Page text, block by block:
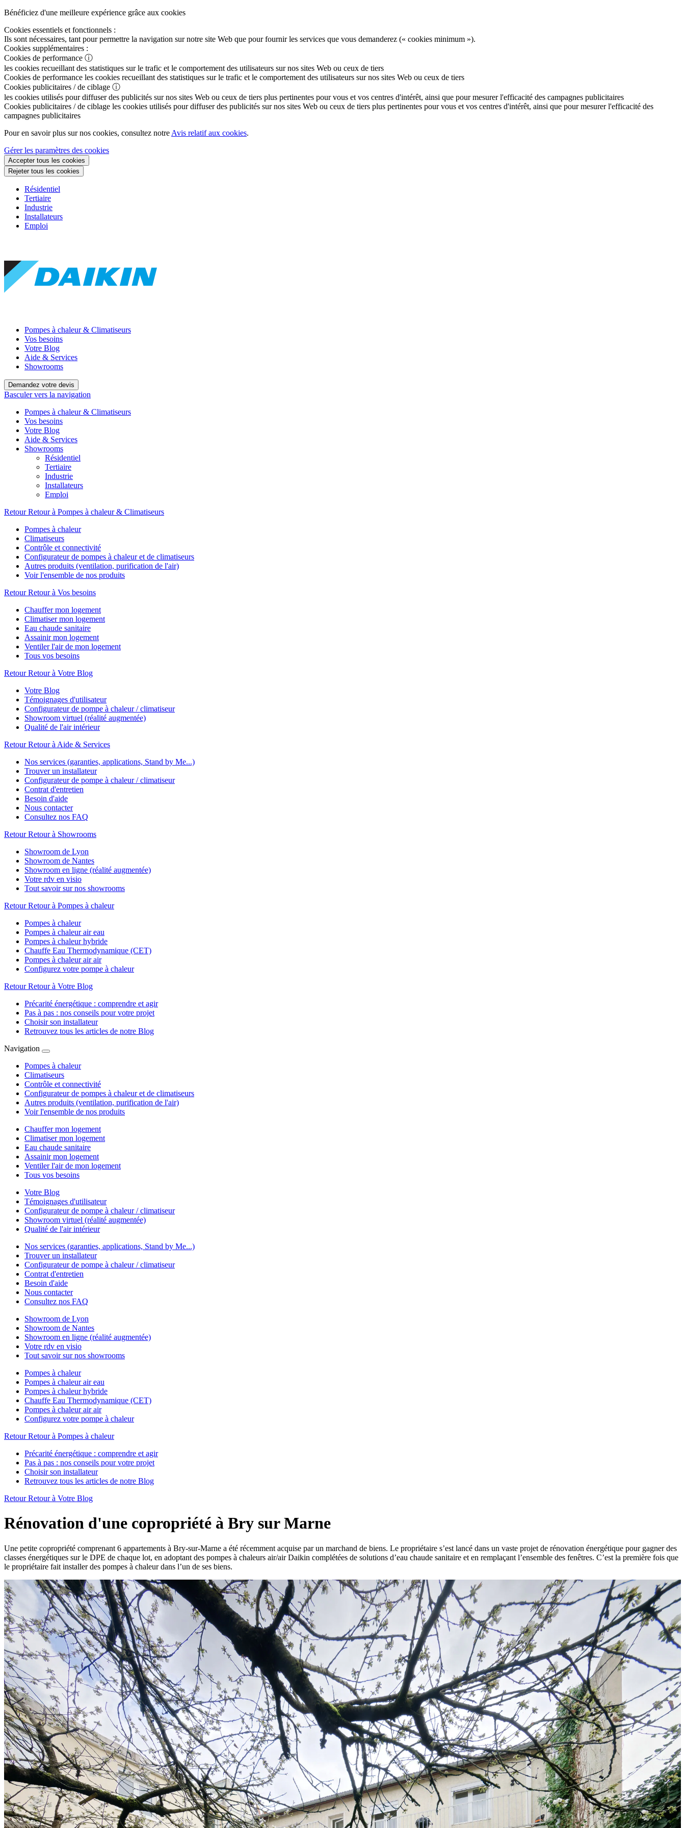
Bénéficiez d'une meilleure expérience grâce aux cookies
Cookies essentiels et fonctionnels :
Ils sont nécessaires, tant pour permettre la navigation sur notre site Web que pour fournir les services que vous demanderez (« cookies minimum »).
Cookies supplémentaires :
Cookies de performance ⓘ
les cookies recueillant des statistiques sur le trafic et le comportement des utilisateurs sur nos sites Web ou ceux de tiers
Cookies de performance les cookies recueillant des statistiques sur le trafic et le comportement des utilisateurs sur nos sites Web ou ceux de tiers
Cookies publicitaires / de ciblage ⓘ
les cookies utilisés pour diffuser des publicités sur nos sites Web ou ceux de tiers plus pertinentes pour vous et vos centres d'intérêt, ainsi que pour mesurer l'efficacité des campagnes publicitaires
Cookies publicitaires / de ciblage les cookies utilisés pour diffuser des publicités sur nos sites Web ou ceux de tiers plus pertinentes pour vous et vos centres d'intérêt, ainsi que pour mesurer l'efficacité des
campagnes publicitaires
Pour en savoir plus sur nos cookies, consultez notre Avis relatif aux cookies.
Gérer les paramètres des cookies
Accepter tous les cookies
Rejeter tous les cookies
Résidentiel
Tertiaire
Industrie
Installateurs
Emploi
Pompes à chaleur & Climatiseurs
Vos besoins
Votre Blog
Aide & Services
Showrooms
Demandez votre devis
Basculer vers la navigation
Pompes à chaleur & Climatiseurs
Vos besoins
Votre Blog
Aide & Services
Showrooms
Résidentiel
Tertiaire
Industrie
Installateurs
Emploi
Retour Retour à Pompes à chaleur & Climatiseurs
Pompes à chaleur
Climatiseurs
Contrôle et connectivité
Configurateur de pompes à chaleur et de climatiseurs
Autres produits (ventilation, purification de l'air)
Voir l'ensemble de nos produits
Retour Retour à Vos besoins
Chauffer mon logement
Climatiser mon logement
Eau chaude sanitaire
Assainir mon logement
Ventiler l'air de mon logement
Tous vos besoins
Retour Retour à Votre Blog
Votre Blog
Témoignages d'utilisateur
Configurateur de pompe à chaleur / climatiseur
Showroom virtuel (réalité augmentée)
Qualité de l'air intérieur
Retour Retour à Aide & Services
Nos services (garanties, applications, Stand by Me...)
Trouver un installateur
Configurateur de pompe à chaleur / climatiseur
Contrat d'entretien
Besoin d'aide
Nous contacter
Consultez nos FAQ
Retour Retour à Showrooms
Showroom de Lyon
Showroom de Nantes
Showroom en ligne (réalité augmentée)
Votre rdv en visio
Tout savoir sur nos showrooms
Retour Retour à Pompes à chaleur
Pompes à chaleur
Pompes à chaleur air eau
Pompes à chaleur hybride
Chauffe Eau Thermodynamique (CET)
Pompes à chaleur air air
Configurez votre pompe à chaleur
Retour Retour à Votre Blog
Précarité énergétique : comprendre et agir
Pas à pas : nos conseils pour votre projet
Choisir son installateur
Retrouvez tous les articles de notre Blog
Navigation
Pompes à chaleur
Climatiseurs
Contrôle et connectivité
Configurateur de pompes à chaleur et de climatiseurs
Autres produits (ventilation, purification de l'air)
Voir l'ensemble de nos produits
Chauffer mon logement
Climatiser mon logement
Eau chaude sanitaire
Assainir mon logement
Ventiler l'air de mon logement
Tous vos besoins
Votre Blog
Témoignages d'utilisateur
Configurateur de pompe à chaleur / climatiseur
Showroom virtuel (réalité augmentée)
Qualité de l'air intérieur
Nos services (garanties, applications, Stand by Me...)
Trouver un installateur
Configurateur de pompe à chaleur / climatiseur
Contrat d'entretien
Besoin d'aide
Nous contacter
Consultez nos FAQ
Showroom de Lyon
Showroom de Nantes
Showroom en ligne (réalité augmentée)
Votre rdv en visio
Tout savoir sur nos showrooms
Pompes à chaleur
Pompes à chaleur air eau
Pompes à chaleur hybride
Chauffe Eau Thermodynamique (CET)
Pompes à chaleur air air
Configurez votre pompe à chaleur
Retour Retour à Pompes à chaleur
Précarité énergétique : comprendre et agir
Pas à pas : nos conseils pour votre projet
Choisir son installateur
Retrouvez tous les articles de notre Blog
Retour Retour à Votre Blog
Rénovation d'une copropriété à Bry sur Marne
Une petite copropriété comprenant 6 appartements à Bry-sur-Marne a été récemment acquise par un marchand de biens. Le propriétaire s’est lancé dans un vaste projet de rénovation énergétique pour gagner des
classes énergétiques sur le DPE de chaque lot, en adoptant des pompes à chaleurs air/air Daikin complétées de solutions d’eau chaude sanitaire et en remplaçant l’ensemble des fenêtres. C’est la première fois que
le propriétaire fait installer des pompes à chaleur dans l’un de ses biens.